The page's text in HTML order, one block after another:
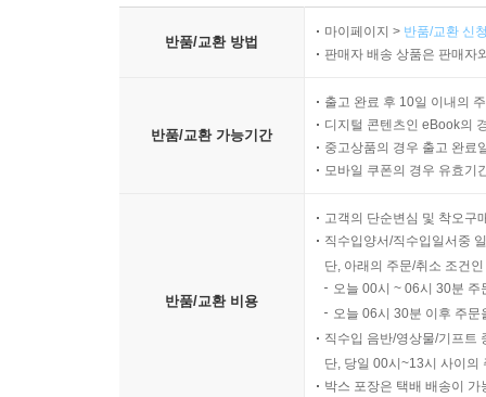
든 충동을 따르는 한에서, 그러나 다시금 객체의
날 수 있다고 믿지만 물론 그것은 가상일 뿐이지
따라서 자유는 내가 법칙에 따라 행위하지 않는
읽어 드린 이러한 자유의 규정으로 인해서 칸트
과성’이라는 모순어법은 의지를 법칙으로서의
소위 프리드리히 대왕 군대에서의 합리주의적 측
반품/교환 방법
마이페이지 > 반품/교환 신
판매자 배송 상품은 판매자
반품/교환 가능기간
출고 완료 후 10일 이내의
디지털 콘텐츠인 eBook의
중고상품의 경우 출고 완료
모바일 쿠폰의 경우 유효기
반품/교환 비용
고객의 단순변심 및 착오구
직수입양서/직수입일서중
단, 아래의 주문/취소 조건
오늘 00시 ~ 06시 30분
오늘 06시 30분 이후 주
직수입 음반/영상물/기프트
단, 당일 00시~13시 사이의
박스 포장은 택배 배송이